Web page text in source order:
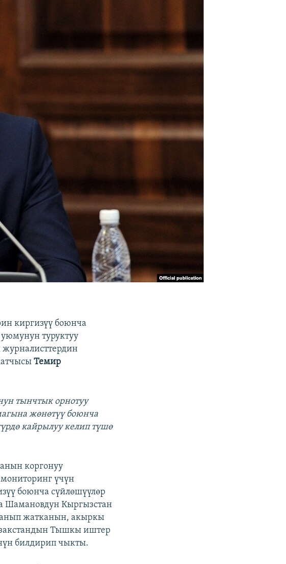
киргизүү боюнча
туруктуу
журналисттердин
Темир
тынчтык орнотуу
жөнөтүү боюнча
кайрылуу келип түшө
коргонуу
үчүн
боюнча сүйлөшүүлөр
Кыргызстан
жатканын, акыркы
Тышкы иштер
билдирип чыкты.